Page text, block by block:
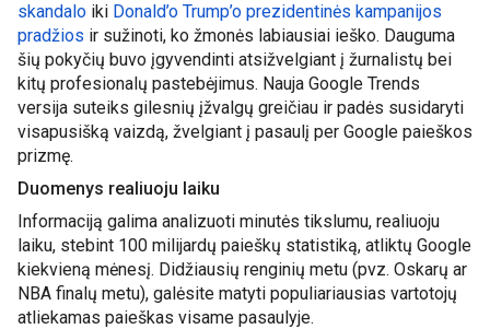
skandalo iki Donald’o Trump’o prezidentinės kampanijos
pradžios ir sužinoti, ko žmonės labiausiai ieško. Dauguma
šių pokyčių buvo įgyvendinti atsižvelgiant į žurnalistų bei
kitų profesionalų pastebėjimus. Nauja Google Trends
versija suteiks gilesnių įžvalgų greičiau ir padės susidaryti
visapusišką vaizdą, žvelgiant į pasaulį per Google paieškos
prizmę.
Duomenys realiuoju laiku
Informaciją galima analizuoti minutės tikslumu, realiuoju
laiku, stebint 100 milijardų paieškų statistiką, atliktų Google
kiekvieną mėnesį. Didžiausių renginių metu (pvz. Oskarų ar
NBA finalų metu), galėsite matyti populiariausias vartotojų
atliekamas paieškas visame pasaulyje.